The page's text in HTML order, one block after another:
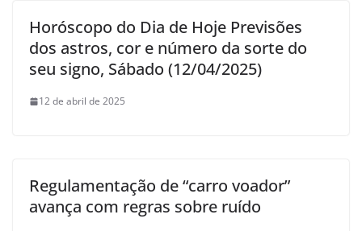
Horóscopo do Dia de Hoje Previsões
dos astros, cor e número da sorte do
seu signo, Sábado (12/04/2025)
12 de abril de 2025
Regulamentação de “carro voador”
avança com regras sobre ruído